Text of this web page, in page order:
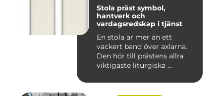
Stola präst symbol,
hantverk och
vardagsredskap i tjänst
En stola är mer än ett
vackert band över axlarna.
Den hör till prästens allra
viktigaste liturgiska ...